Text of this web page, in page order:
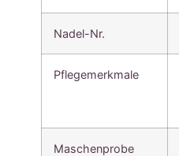
Nadel-Nr.
Pflegemerkmale
Maschenprobe